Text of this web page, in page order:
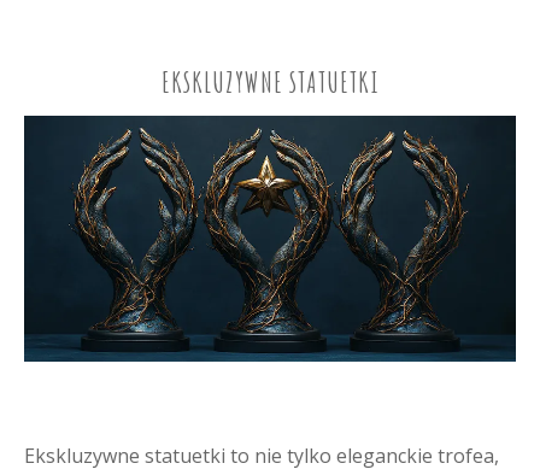
EKSKLUZYWNE STATUETKI
Ekskluzywne statuetki to nie tylko eleganckie trofea,